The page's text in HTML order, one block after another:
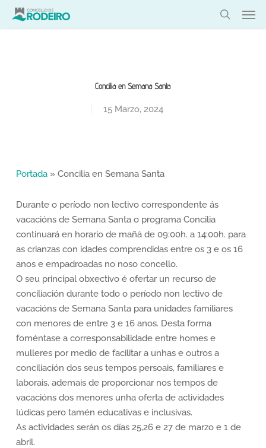
Skip
Concilia en Semana Santa
15 Marzo, 2024
Portada» Concilia en Semana Santa
Durante o período non lectivo correspondente ás
vacacións de Semana Santa o programa Concilia
continuará en horario de mañá de 09:00h. a 14:00h. para
as crianzas con idades comprendidas entre os 3 e os 16
anos e empadroadas no noso concello.
O seu principal obxectivo é ofertar un recurso de
conciliación durante todo o período non lectivo de
vacacións de Semana Santa para unidades familiares
con menores de entre 3 e 16 anos. Desta forma
foméntase a corresponsabilidade entre homes e
mulleres por medio de facilitar a unhas e outros a
conciliación dos seus tempos persoais, familiares e
laborais, ademais de proporcionar nos tempos de
vacacións dos menores unha oferta de actividades
lúdicas pero tamén educativas e inclusivas.
As actividades serán os días 25,26 e 27 de marzo e 1 de
abril.